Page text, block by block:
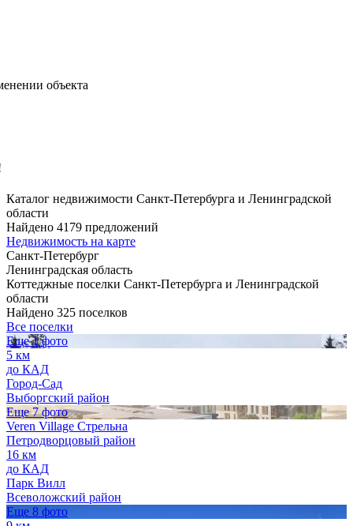
объекта
Каталог недвижимости Санкт-Петербурга и Ленинградской
области
Найдено 4179 предложений
Недвижимость на карте
Санкт-Петербург
Ленинградская область
Коттеджные поселки Санкт-Петербурга и Ленинградской
области
Найдено 325 поселков
Все поселки
Еще 1 фото
5 км
до КАД
Город-Сад
Выборгский район
Еще 7 фото
Veren Village Стрельна
Петродворцовый район
16 км
до КАД
Парк Вилл
Всеволожский район
Еще 8 фото